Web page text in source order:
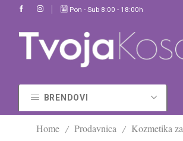
Pon - Sub 8:00 - 18:00h
Sigurna kupovina i brza isporuka
BRENDOVI
Home / Prodavnica / Kozmetika